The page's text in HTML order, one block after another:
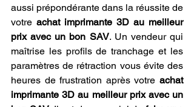
aussi prépondérante dans la réussite de
votre achat imprimante 3D au meilleur
prix avec un bon SAV. Un vendeur qui
maîtrise les profils de tranchage et les
paramètres de rétraction vous évite des
heures de frustration après votre achat
imprimante 3D au meilleur prix avec un